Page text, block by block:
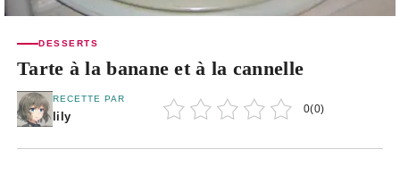
DESSERTS
Tarte à la banane et à la cannelle
RECETTE PAR
lily
0(0)